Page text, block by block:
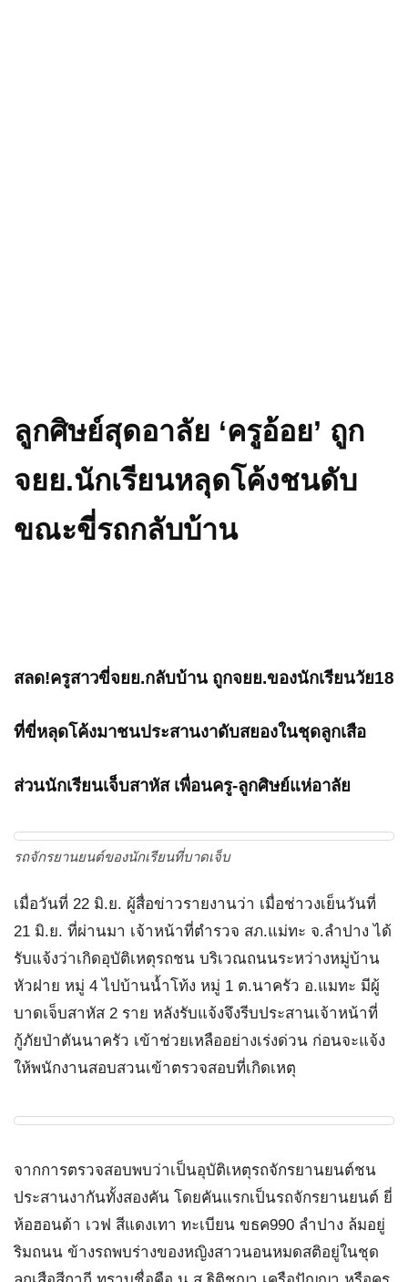
ลูกศิษย์สุดอาลัย ‘ครูอ้อย’ ถูก
จยย.นักเรียนหลุดโค้งชนดับ
ขณะขี่รถกลับบ้าน
สลด!ครูสาวขี่จยย.กลับบ้าน ถูกจยย.ของนักเรียนวัย18
ที่ขี่หลุดโค้งมาชนประสานงาดับสยองในชุดลูกเสือ
ส่วนนักเรียนเจ็บสาหัส เพื่อนครู-ลูกศิษย์แห่อาลัย
รถจักรยานยนต์ของนักเรียนที่บาดเจ็บ
เมื่อวันที่ 22 มิ.ย. ผู้สื่อข่าวรายงานว่า เมื่อช่าวงเย็นวันที่
21 มิ.ย. ที่ผ่านมา เจ้าหน้าที่ตำรวจ สภ.แม่ทะ จ.ลำปาง ได้
รับแจ้งว่าเกิดอุบัติเหตุรถชน บริเวณถนนระหว่างหมู่บ้าน
หัวฝาย หมู่ 4 ไปบ้านน้ำโท้ง หมู่ 1 ต.นาครัว อ.แมทะ มีผู้
บาดเจ็บสาหัส 2 ราย หลังรับแจ้งจึงรีบประสานเจ้าหน้าที่
กู้ภัยป่าตันนาครัว เข้าช่วยเหลืออย่างเร่งด่วน ก่อนจะแจ้ง
ให้พนักงานสอบสวนเข้าตรวจสอบที่เกิดเหตุ
จากการตรวจสอบพบว่าเป็นอุบัติเหตุรถจักรยานยนต์ชน
ประสานงากันทั้งสองคัน โดยคันแรกเป็นรถจักรยานยนต์ ยี่
ห้อฮอนด้า เวฟ สีแดงเทา ทะเบียน ขธค990 ลำปาง ล้มอยู่
ริมถนน ข้างรถพบร่างของหญิงสาวนอนหมดสติอยู่ในชุด